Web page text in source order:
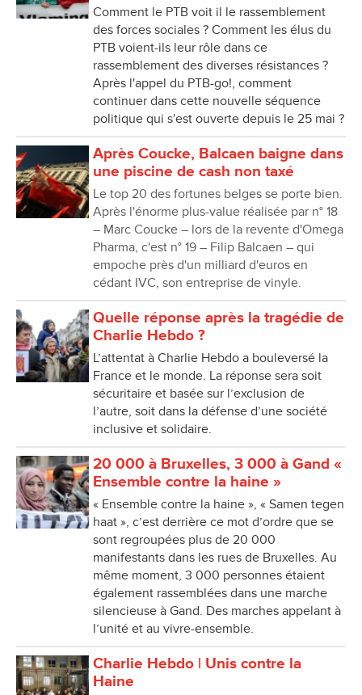
Comment le PTB voit il le rassemblement
des forces sociales ? Comment les élus du
PTB voient-ils leur rôle dans ce
rassemblement des diverses résistances ?
Après l'appel du PTB-go!, comment
continuer dans cette nouvelle séquence
politique qui s'est ouverte depuis le 25 mai ?
Après Coucke, Balcaen baigne dans
une piscine de cash non taxé
Le top 20 des fortunes belges se porte bien.
Après l'énorme plus-value réalisée par n° 18
– Marc Coucke – lors de la revente d'Omega
Pharma, c'est n° 19 – Filip Balcaen – qui
empoche près d'un milliard d'euros en
cédant IVC, son entreprise de vinyle.
Quelle réponse après la tragédie de
Charlie Hebdo ?
L’attentat à Charlie Hebdo a bouleversé la
France et le monde. La réponse sera soit
sécuritaire et basée sur l’exclusion de
l’autre, soit dans la défense d’une société
inclusive et solidaire.
20 000 à Bruxelles, 3 000 à Gand «
Ensemble contre la haine »
« Ensemble contre la haine », « Samen tegen
haat », c’est derrière ce mot d’ordre que se
sont regroupées plus de 20 000
manifestants dans les rues de Bruxelles. Au
même moment, 3 000 personnes étaient
également rassemblées dans une marche
silencieuse à Gand. Des marches appelant à
l’unité et au vivre-ensemble.
Charlie Hebdo | Unis contre la
Haine